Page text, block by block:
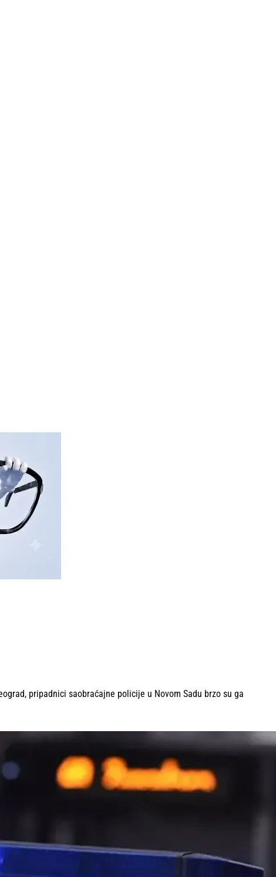
pripadnici saobraćajne policije u Novom Sadu brzo su ga